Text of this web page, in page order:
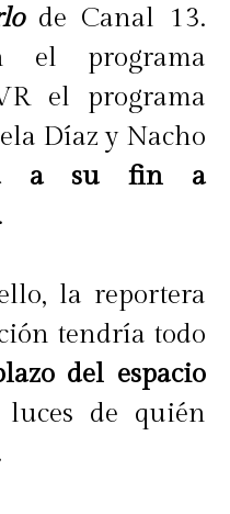
de Canal 13.
el programa
el programa
Díaz y Nacho
a su fin a
.
la reportera
tendría todo
del espacio
de quién